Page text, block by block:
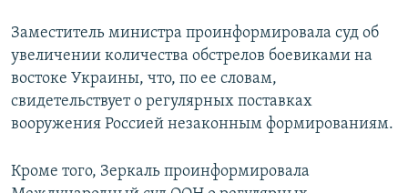
Заместитель министра проинформировала суд об
увеличении количества обстрелов боевиками на
востоке Украины, что, по ее словам,
свидетельствует о регулярных поставках
вооружения Россией незаконным формированиям.
Кроме того, Зеркаль проинформировала